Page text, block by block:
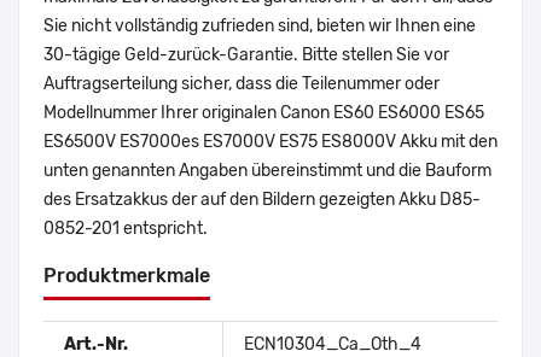
Sie nicht vollständig zufrieden sind, bieten wir Ihnen eine
30-tägige Geld-zurück-Garantie. Bitte stellen Sie vor
Auftragserteilung sicher, dass die Teilenummer oder
Modellnummer Ihrer originalen Canon ES60 ES6000 ES65
ES6500V ES7000es ES7000V ES75 ES8000V Akku mit den
unten genannten Angaben übereinstimmt und die Bauform
des Ersatzakkus der auf den Bildern gezeigten Akku D85-
0852-201 entspricht.
Produktmerkmale
Art.-Nr. ECN10304_Ca_Oth_4